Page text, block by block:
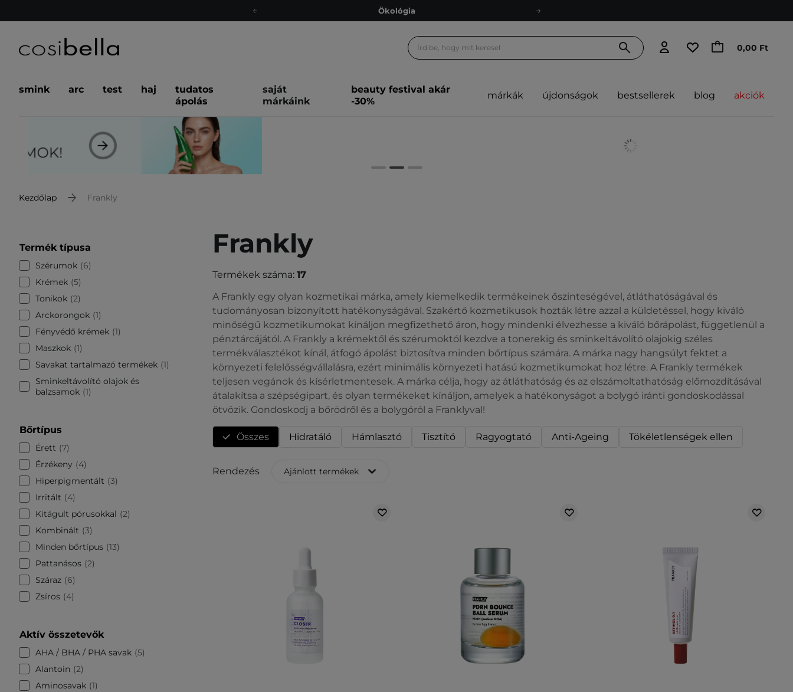
Ökológia
Ingyenes szállítás 15 000 Ft-tól
Ökológia
0,00 Ft
smink arc test haj
tudatos
ápolás
saját
márkáink
beauty festival akár
-30%
márkák újdonságok bestsellerek blog akciók
Kezdőlap Frankly
Termék típusa
Szérumok
6
Krémek 5
Tonikok 2
Arckorongok 1
Fényvédő krémek 1
Maszkok 1
Savakat tartalmazó termékek 1
Sminkeltávolító olajok és
balzsamok 1
Bőrtípus
Érett
7
Érzékeny
4
Hiperpigmentált
3
Irritált
4
Kitágult pórusokkal
2
Kombinált
3
Minden bőrtípus 13
Pattanásos 2
Száraz
6
Zsíros
4
Aktív összetevők
AHA / BHA / PHA savak 5
Alantoin
2
Aminosavak 1
Frankly
Termékek száma: 17
A Frankly egy olyan kozmetikai márka, amely kiemelkedik termékeinek őszinteségével, átláthatóságával és
tudományosan bizonyított hatékonyságával. Szakértő kozmetikusok hozták létre azzal a küldetéssel, hogy kiváló
minőségű kozmetikumokat kínáljon megfizethető áron, hogy mindenki élvezhesse a kiváló bőrápolást, függetlenül a
pénztárcájától. A Frankly a krémektől és szérumoktól kezdve a tonerekig és sminkeltávolító olajokig széles
termékválasztékot kínál, átfogó ápolást biztosítva minden bőrtípus számára. A márka nagy hangsúlyt fektet a
környezeti felelősségvállalásra, ezért minimális környezeti hatású kozmetikumokat hoz létre. A Frankly termékek
teljesen vegánok és kísérletmentesek. A márka célja, hogy az átláthatóság és az elszámoltathatóság előmozdításával
átalakítsa a szépségipart, és olyan termékeket kínáljon, amelyek a hatékonyságot a bolygó iránti gondoskodással
ötvözik. Gondoskodj a bőrödről és a bolygóról a Franklyval!
Összes Hidratáló Hámlasztó Tisztító Ragyogtató Anti-Ageing Tökéletlenségek ellen
Rendezés Ajánlott termékek